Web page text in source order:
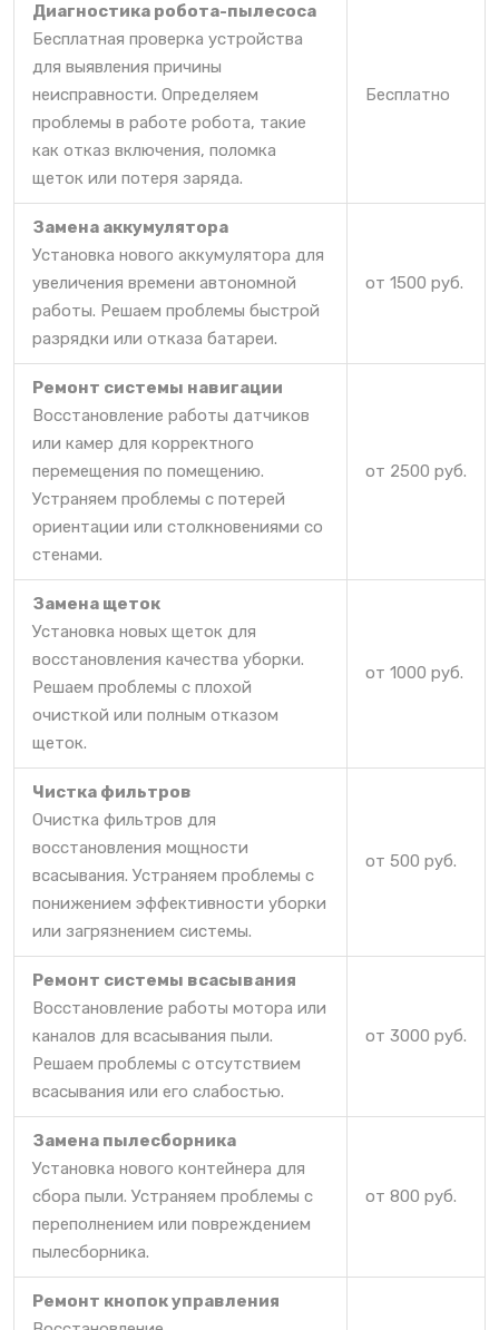
Диагностика робота-пылесоса
Бесплатная проверка устройства
для выявления причины
неисправности. Определяем
проблемы в работе робота, такие
как отказ включения, поломка
щеток или потеря заряда.
Бесплатно
Замена аккумулятора
Установка нового аккумулятора для
увеличения времени автономной
работы. Решаем проблемы быстрой
разрядки или отказа батареи.
от 1500 руб.
Ремонт системы навигации
Восстановление работы датчиков
или камер для корректного
перемещения по помещению.
Устраняем проблемы с потерей
ориентации или столкновениями со
стенами.
от 2500 руб.
Замена щеток
Установка новых щеток для
восстановления качества уборки.
Решаем проблемы с плохой
очисткой или полным отказом
щеток.
от 1000 руб.
Чистка фильтров
Очистка фильтров для
восстановления мощности
всасывания. Устраняем проблемы с
понижением эффективности уборки
или загрязнением системы.
от 500 руб.
Ремонт системы всасывания
Восстановление работы мотора или
каналов для всасывания пыли.
Решаем проблемы с отсутствием
всасывания или его слабостью.
от 3000 руб.
Замена пылесборника
Установка нового контейнера для
сбора пыли. Устраняем проблемы с
переполнением или повреждением
пылесборника.
от 800 руб.
Ремонт кнопок управления